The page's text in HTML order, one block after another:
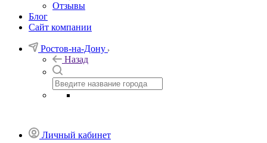
Отзывы
Блог
Сайт компании
Ростов-на-Дону
Назад
Личный кабинет